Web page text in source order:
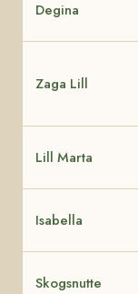
Degina
Zaga Lill
Lill Marta
Isabella
Skogsnutte